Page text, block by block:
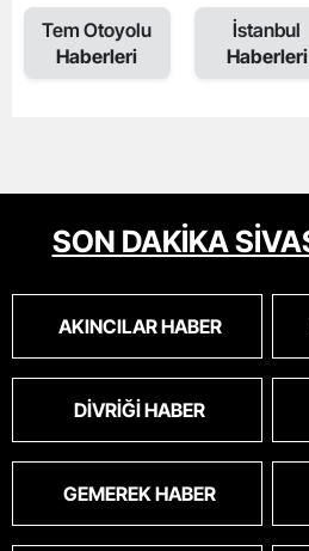
Tem Otoyolu
Haberleri
İstanbul
Haberleri
SON DAKİKA
AKINCILAR HABER
DIVRIĞI HABER
GEMEREK HABER